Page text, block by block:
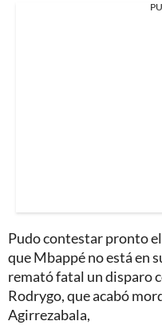
Pudo contestar pronto
que Mbappé no está en
remató fatal un disparo
Rodrygo, que acabó
Agirrezabala,